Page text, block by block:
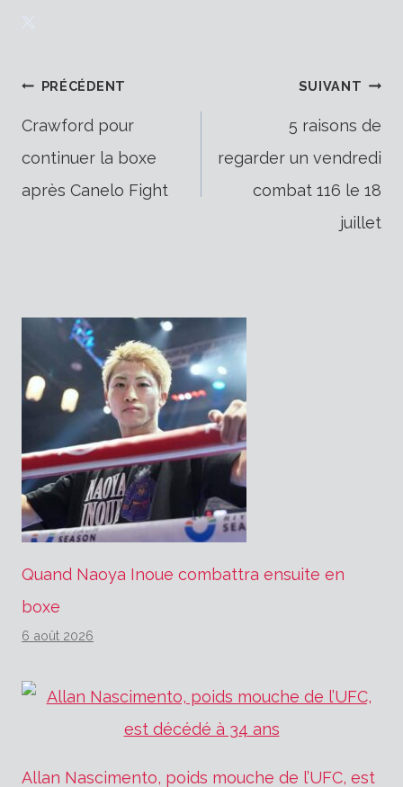
Navigation
de
PRÉCÉDENT
Crawford pour
continuer la boxe
après Canelo Fight
SUIVANT
5 raisons de
regarder un vendredi
combat 116 le 18
juillet
Quand Naoya Inoue combattra ensuite en
boxe
6 août 2026
Allan Nascimento, poids mouche de l’UFC, est